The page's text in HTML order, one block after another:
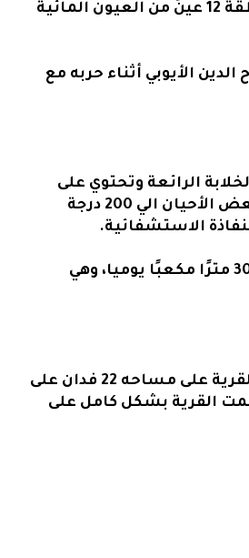
وتقع على الطريق المؤدية إلى شرم الشيخ وهي تستقطب العديد من السائحين وبهذه المنطقة 12 عينً من العيون المائية
الأيوبي أثناء حربه مع
الرائعة وتحتوي على
حمام سباحة طبيعي بمياه ساخنة كما تحتوي على عيون مياه كبريتية بدرجة حرارة تصل في بعض الأحيان الي 200 درجة
الاستشفائية.
هي عيون كبريتية تقع في أبو زنيمه برأس سدر وتتكون من 15 عين تتدفق فيها المياه بقوة 3000 مترًا مكعبًا يوميا، وهي
تقع في الكيلو 48 طريق نفق الطور شرم الشيخ الصحراوي وتقع على خليج المطارمة وتمتد القرية على مساحه 22 فدان على
القرية بشكل كامل على